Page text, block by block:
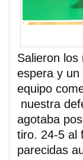
Salieron
espera y un
equipo
nuestra
agotaba
tiro. 24-5 al
parecidas